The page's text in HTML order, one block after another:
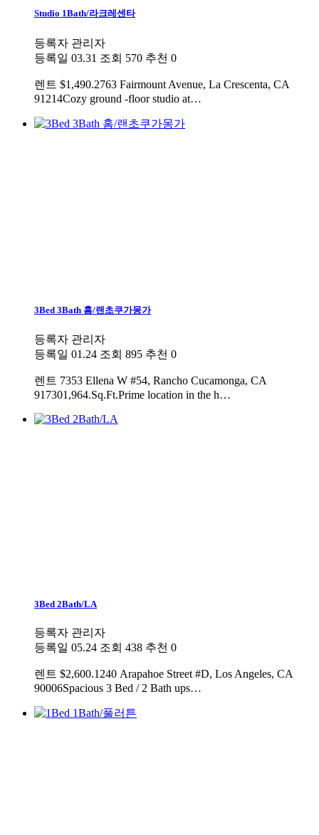
Studio 1Bath/라크레센타
등록자 관리자
등록일 03.31 조회 570 추천 0
렌트 $1,490.2763 Fairmount Avenue, La Crescenta, CA
91214Cozy ground -floor studio at…
3Bed 3Bath 홈/랜초쿠가몽가
등록자 관리자
등록일 01.24 조회 895 추천 0
렌트 7353 Ellena W #54, Rancho Cucamonga, CA
917301,964.Sq.Ft.Prime location in the h…
3Bed 2Bath/LA
등록자 관리자
등록일 05.24 조회 438 추천 0
렌트 $2,600.1240 Arapahoe Street #D, Los Angeles, CA
90006Spacious 3 Bed / 2 Bath ups…